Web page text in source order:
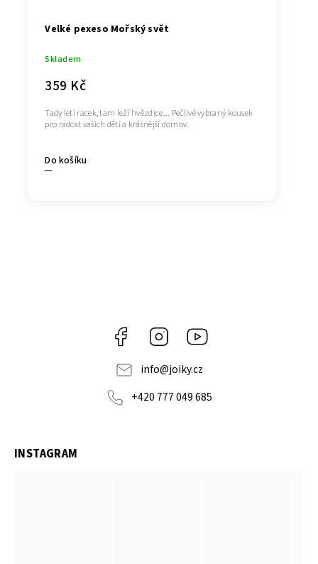
Velké pexeso Mořský svět
Skladem
359 Kč
Do košíku
Tady letí racek, tam leží hvězdice... Pečlivě vybraný kousek
pro radost vašich dětí a krásnější domov.
Facebook Instagram
info@joiky.cz
+420 777 049 685
INSTAGRAM